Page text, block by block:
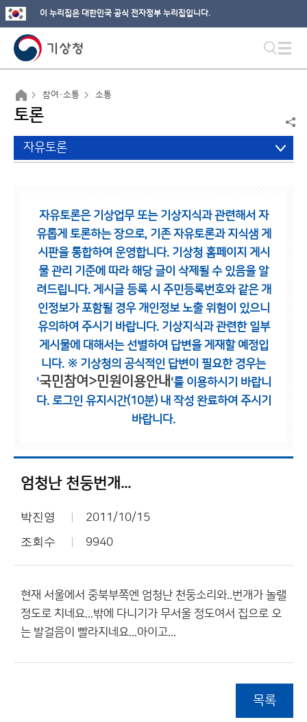
이 누리집은 대한민국 공식 전자정부 누리집입니다.
참여·소통 소통
토론
자유토론
자유토론은 기상업무 또는 기상지식과 관련해서 자
유롭게 토론하는 장으로, 기존 자유토론과 지식샘 게
시판을 통합하여 운영합니다. 기상청 홈페이지 게시
물 관리 기준에 따라 해당 글이 삭제될 수 있음을 알
려드립니다. 게시글 등록 시 주민등록번호와 같은 개
인정보가 포함될 경우 개인정보 노출 위험이 있으니
유의하여 주시기 바랍니다. 기상지식과 관련한 일부
게시물에 대해서는 선별하여 답변을 게재할 예정입
니다. ※ 기상청의 공식적인 답변이 필요한 경우는
'국민참여>민원이용안내 '를 이용하시기 바랍니
다. 로그인 유지시간(10분) 내 작성 완료하여 주시기
바랍니다.
엄청난 천둥번개...
박진영 2011/10/15
조회수 9940
현재 서울에서 중북부쪽엔 엄청난 천둥소리와..번개가 놀랠
정도로 치네요...밖에 다니기가 무서울 정도여서 집으로 오
는 발걸음이 빨라지네요...아이고...
목록